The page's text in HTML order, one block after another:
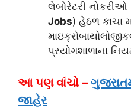
લેબોરેટરી નોકરીઓ
Jobs) હેઠળ કાચા
પ્રયોગશાળાના
આ પણ વાંચો –
જાહેર